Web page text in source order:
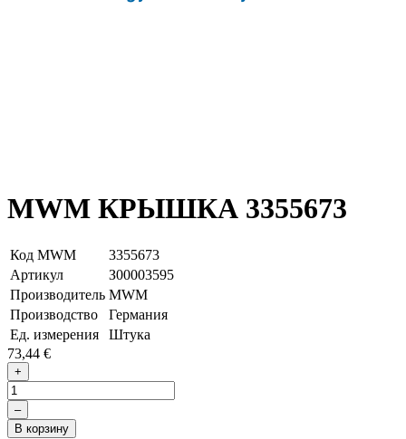
MWM КРЫШКА 3355673
Код MWM
3355673
Артикул
З00003595
Производитель MWM
Производство
Германия
Ед. измерения
Штука
73,44 €
+
–
В корзину